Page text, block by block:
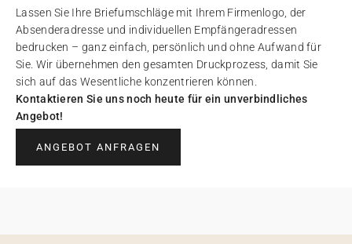
Lassen Sie Ihre Briefumschläge mit Ihrem Firmenlogo, der
Absenderadresse und individuellen Empfängeradressen
bedrucken – ganz einfach, persönlich und ohne Aufwand für
Sie. Wir übernehmen den gesamten Druckprozess, damit Sie
sich auf das Wesentliche konzentrieren können.
Kontaktieren Sie uns noch heute für ein unverbindliches
Angebot!
ANGEBOT ANFRAGEN